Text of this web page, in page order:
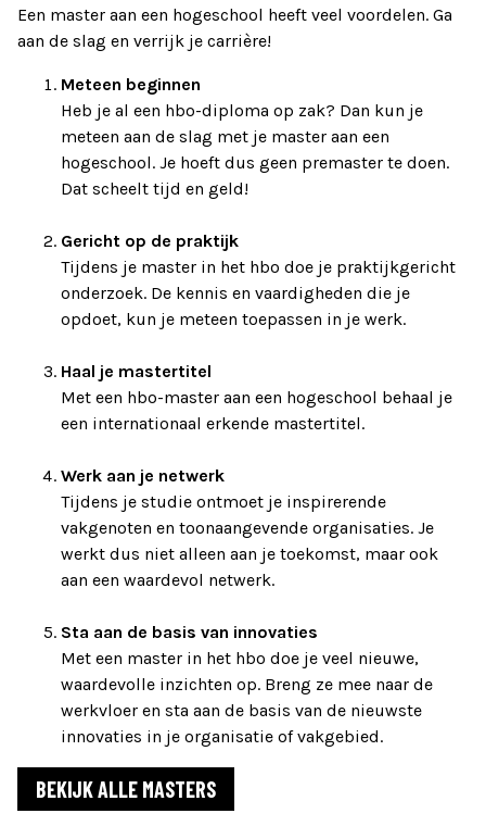
Een master aan een hogeschool heeft veel voordelen. Ga
aan de slag en verrijk je carrière!
Meteen beginnen
Heb je al een hbo-diploma op zak? Dan kun je
meteen aan de slag met je master aan een
hogeschool. Je hoeft dus geen premaster te doen.
Dat scheelt tijd en geld!
Gericht op de praktijk
Tijdens je master in het hbo doe je praktijkgericht
onderzoek. De kennis en vaardigheden die je
opdoet, kun je meteen toepassen in je werk.
Haal je mastertitel
Met een hbo-master aan een hogeschool behaal je
een internationaal erkende mastertitel.
Werk aan je netwerk
Tijdens je studie ontmoet je inspirerende
vakgenoten en toonaangevende organisaties. Je
werkt dus niet alleen aan je toekomst, maar ook
aan een waardevol netwerk.
Sta aan de basis van innovaties
Met een master in het hbo doe je veel nieuwe,
waardevolle inzichten op. Breng ze mee naar de
werkvloer en sta aan de basis van de nieuwste
innovaties in je organisatie of vakgebied.
BEKIJK ALLE MASTERS